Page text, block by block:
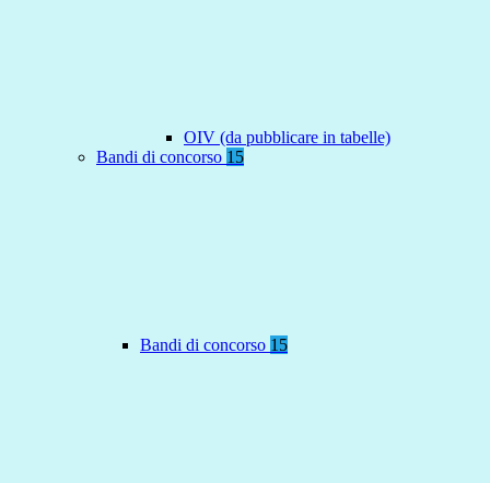
OIV (da pubblicare in tabelle)
Bandi di concorso 15
Bandi di concorso 15